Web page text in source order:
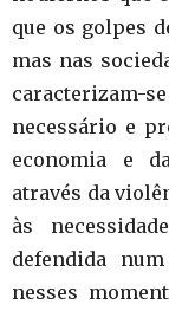
que os golpes
mas nas
necessário e
economia e
através da
às
defendida
nesses